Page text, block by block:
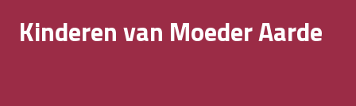
Kinderen van Moeder Aarde